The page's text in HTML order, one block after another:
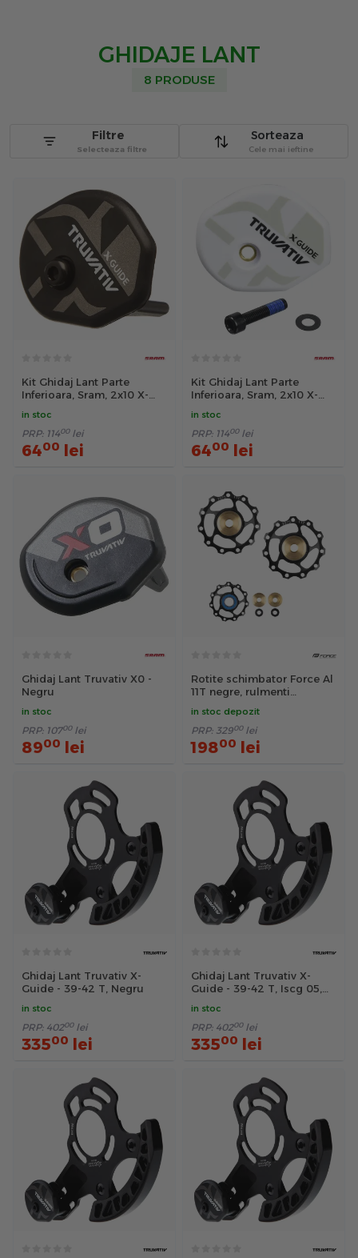
GHIDAJE LANT
8 PRODUSE
Sorteaza
Cele mai ieftine
Filtre
Selecteaza filtre
Kit Ghidaj Lant Parte
Inferioara, Sram, 2x10 X-
in stoc
PRP: 11400 lei
6400 lei
Kit Ghidaj Lant Parte
Inferioara, Sram, 2x10 X-
in stoc
PRP: 11400 lei
6400 lei
Ghidaj Lant Truvativ X0 -
Negru
in stoc
PRP: 10700 lei
8900 lei
Rotite schimbator Force Al
11T negre, rulmenti
in stoc depozit
PRP: 32900 lei
19800 lei
Ghidaj Lant Truvativ X-
Guide - 39-42 T, Negru
in stoc
PRP: 40200 lei
33500 lei
Ghidaj Lant Truvativ X-
Guide - 39-42 T, Iscg 05,
in stoc
PRP: 40200 lei
33500 lei